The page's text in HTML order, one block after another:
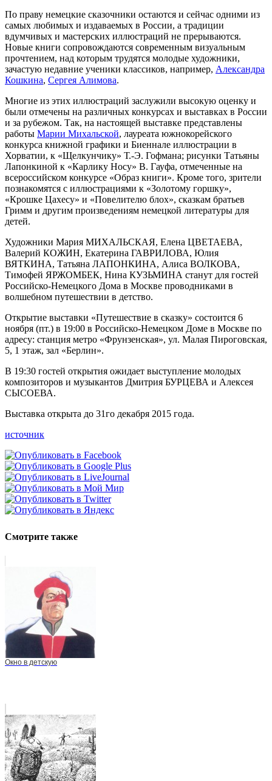
По праву немецкие сказочники остаются и сейчас одними из
самых любимых и издаваемых в России, а традиции
вдумчивых и мастерских иллюстраций не прерываются.
Новые книги сопровождаются современным визуальным
прочтением, над которым трудятся молодые художники,
зачастую недавние ученики классиков, например, Александра
Кошкина, Сергея Алимова.
Многие из этих иллюстраций заслужили высокую оценку и
были отмечены на различных конкурсах и выставках в России
и за рубежом. Так, на настоящей выставке представлены
работы Марии Михальской, лауреата южнокорейского
конкурса книжной графики и Биеннале иллюстрации в
Хорватии, к «Щелкунчику» Т.-Э. Гофмана; рисунки Татьяны
Лапонкиной к «Карлику Носу» В. Гауфа, отмеченные на
всероссийском конкурсе «Образ книги». Кроме того, зрители
познакомятся с иллюстрациями к «Золотому горшку»,
«Крошке Цахесу» и «Повелителю блох», сказкам братьев
Гримм и другим произведениям немецкой литературы для
детей.
Художники Мария МИХАЛЬСКАЯ, Елена ЦВЕТАЕВА,
Валерий КОЖИН, Екатерина ГАВРИЛОВА, Юлия
ВЯТКИНА, Татьяна ЛАПОНКИНА, Алиса ВОЛКОВА,
Тимофей ЯРЖОМБЕК, Нина КУЗЬМИНА станут для гостей
Российско-Немецкого Дома в Москве проводниками в
волшебном путешествии в детство.
Открытие выставки «Путешествие в сказку» состоится 6
ноября (пт.) в 19:00 в Российско-Немецком Доме в Москве по
адресу: станция метро «Фрунзенская», ул. Малая Пироговская,
5, 1 этаж, зал «Берлин».
В 19:30 гостей открытия ожидает выступление молодых
композиторов и музыкантов Дмитрия БУРЦЕВА и Алексея
СЫСОЕВА.
Выставка открыта до 31го декабря 2015 года.
источник
Смотрите также
Окно в детскую